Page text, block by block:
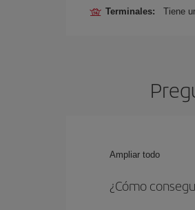
Terminales: Tiene
Ampliar todo
¿Cómo